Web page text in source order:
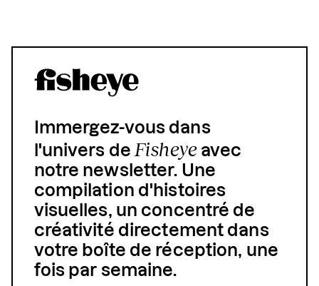
Immergez-vous dans
l'univers deFisheyeavec
notre newsletter. Une
compilation d'histoires
visuelles, un concentré de
créativité directement dans
votre boîte de réception, une
fois par semaine.